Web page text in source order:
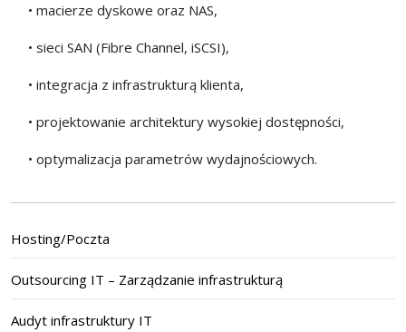
• macierze dyskowe oraz NAS,
• sieci SAN (Fibre Channel, iSCSI),
• integracja z infrastrukturą klienta,
• projektowanie architektury wysokiej dostępności,
• optymalizacja parametrów wydajnościowych.
Hosting/Poczta
Outsourcing IT – Zarządzanie infrastrukturą
Audyt infrastruktury IT